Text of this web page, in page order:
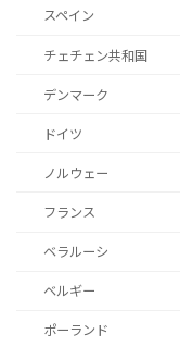
スペイン
チェチェン共和国
デンマーク
ドイツ
ノルウェー
フランス
ベラルーシ
ベルギー
ポーランド